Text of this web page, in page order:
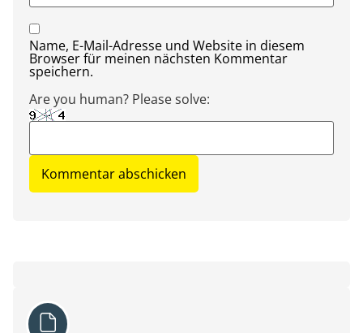
Name, E-Mail-Adresse und Website in diesem
Browser für meinen nächsten Kommentar
speichern.
Are you human? Please solve: